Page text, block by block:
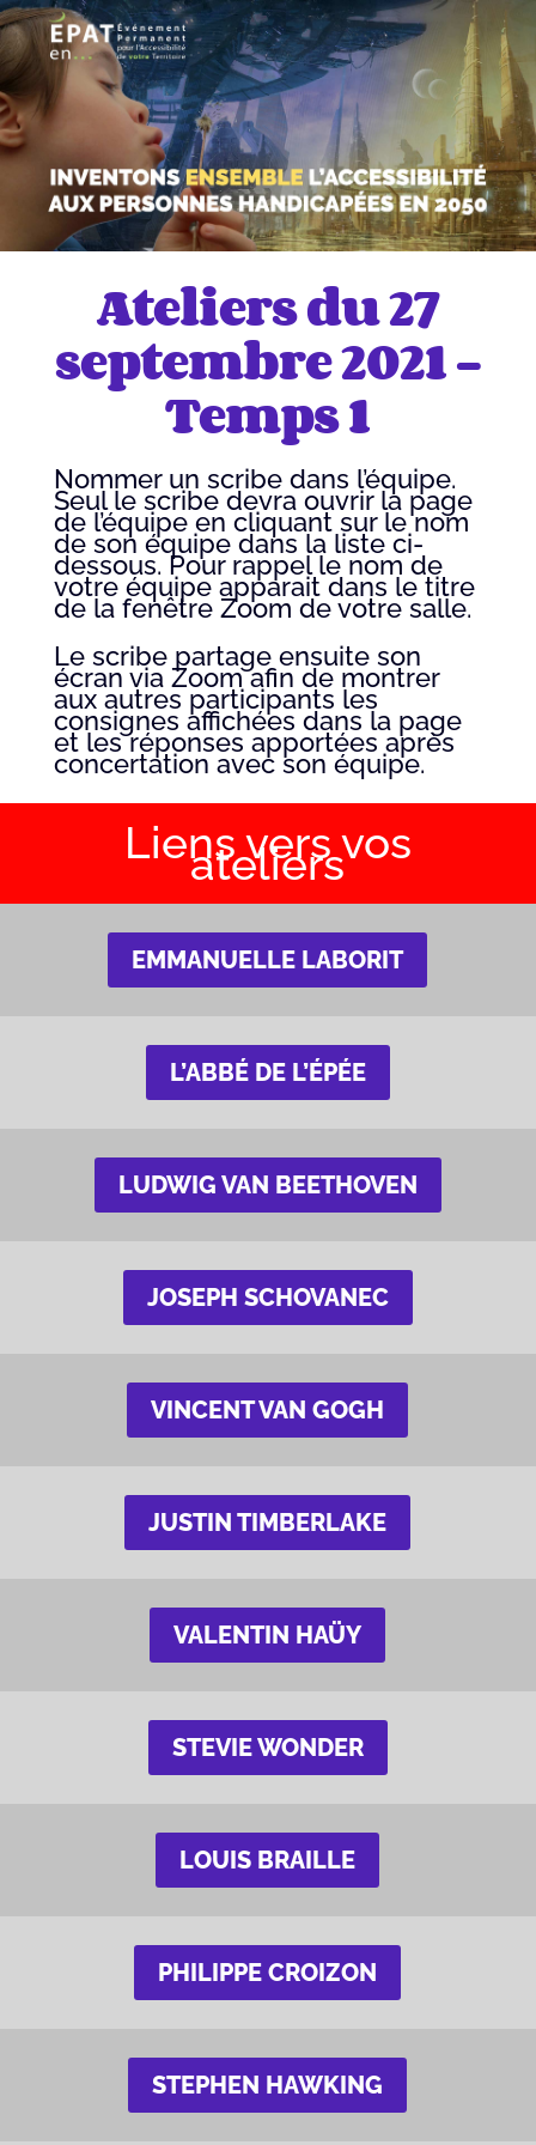
Ateliers du 27
septembre 2021 –
Temps 1
Nommer un scribe dans l’équipe.
Seul le scribe devra ouvrir la page
de l’équipe en cliquant sur le nom
de son équipe dans la liste ci-
dessous. Pour rappel le nom de
votre équipe apparait dans le titre
de la fenêtre Zoom de votre salle.
Le scribe partage ensuite son
écran via Zoom afin de montrer
aux autres participants les
consignes affichées dans la page
et les réponses apportées après
concertation avec son équipe.
Liens vers vos
ateliers
EMMANUELLE LABORIT
L’ABBÉ DE L’ÉPÉE
LUDWIG VAN BEETHOVEN
JOSEPH SCHOVANEC
VINCENT VAN GOGH
JUSTIN TIMBERLAKE
VALENTIN HAÜY
STEVIE WONDER
LOUIS BRAILLE
PHILIPPE CROIZON
STEPHEN HAWKING